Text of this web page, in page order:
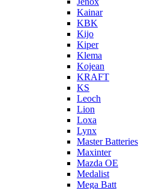
Kainar
KBK
Kijo
Kiper
Klema
Kojean
KRAFT
KS
Leoch
Lion
Loxa
Lynx
Master Batteries
Maxinter
Mazda OE
Medalist
Mega Batt